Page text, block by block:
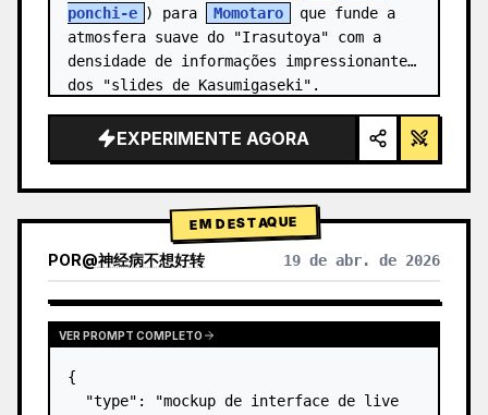
ponchi-e ) para Momotaro
que funde a
atmosfera suave do "Irasutoya" com a
densidade de informações impressionante
dos "slides de Kasumigaseki".
EXPERIMENTE AGORA
EM DESTAQUE
POR@神经病不想好转 19 de abr. de 2026
VER PROMPT COMPLETO
{
  "type": "mockup de interface de live